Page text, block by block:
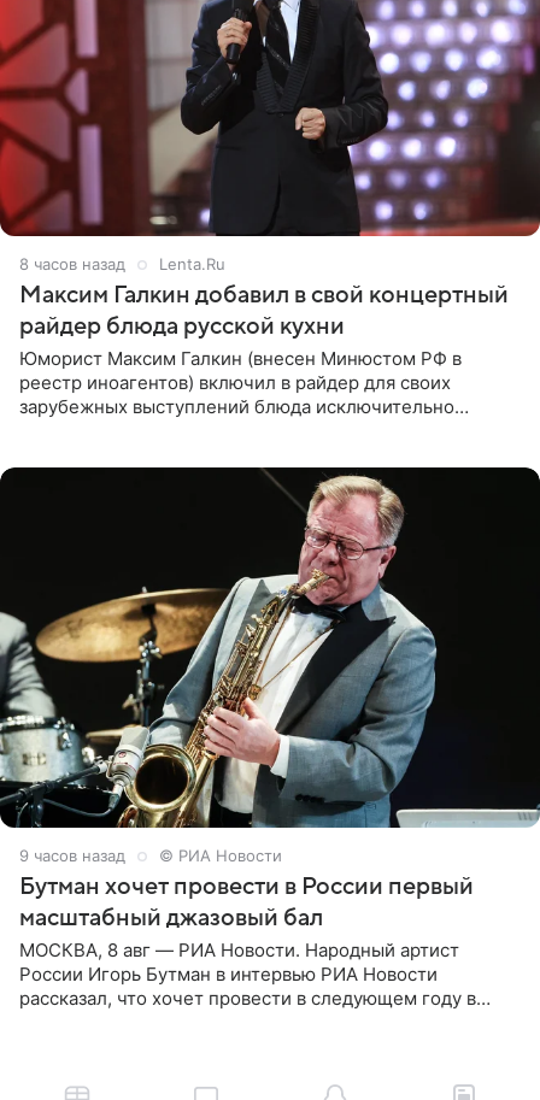
8 часов назад Lenta.Ru
Максим Галкин добавил в свой концертный
райдер блюда русской кухни
Юморист Максим Галкин (внесен Минюстом РФ в
реестр иноагентов) включил в райдер для своих
зарубежных выступлений блюда исключительно
9 часов назад © РИА Новости
Бутман хочет провести в России первый
масштабный джазовый бал
МОСКВА, 8 авг — РИА Новости. Народный артист
России Игорь Бутман в интервью РИА Новости
рассказал, что хочет провести в следующем году в